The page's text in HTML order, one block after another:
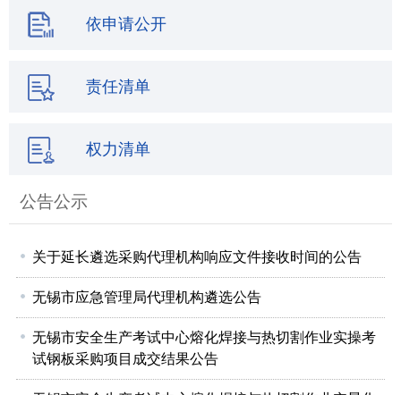
依申请公开
责任清单
权力清单
公告公示
关于延长遴选采购代理机构响应文件接收时间的公告
无锡市应急管理局代理机构遴选公告
无锡市安全生产考试中心熔化焊接与热切割作业实操考
试钢板采购项目成交结果公告